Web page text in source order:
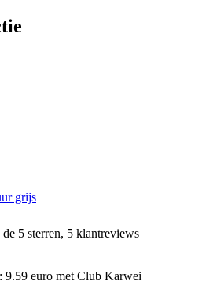
grijs
5 sterren, 5 klantreviews
9.59 euro met Club Karwei